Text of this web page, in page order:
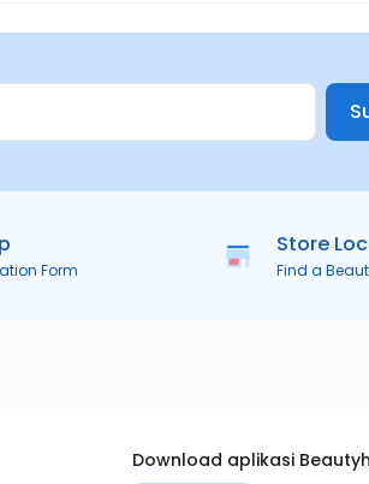
Form
Store
Find a
Download aplikasi